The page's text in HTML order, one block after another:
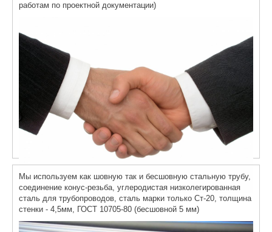
работам по проектной документации)
Мы используем как шовную так и бесшовную стальную трубу,
соединение конус-резьба, углеродистая низколегированная
сталь для трубопроводов, сталь марки только Ст-20, толщина
стенки - 4,5мм, ГОСТ 10705-80 (бесшовной 5 мм)